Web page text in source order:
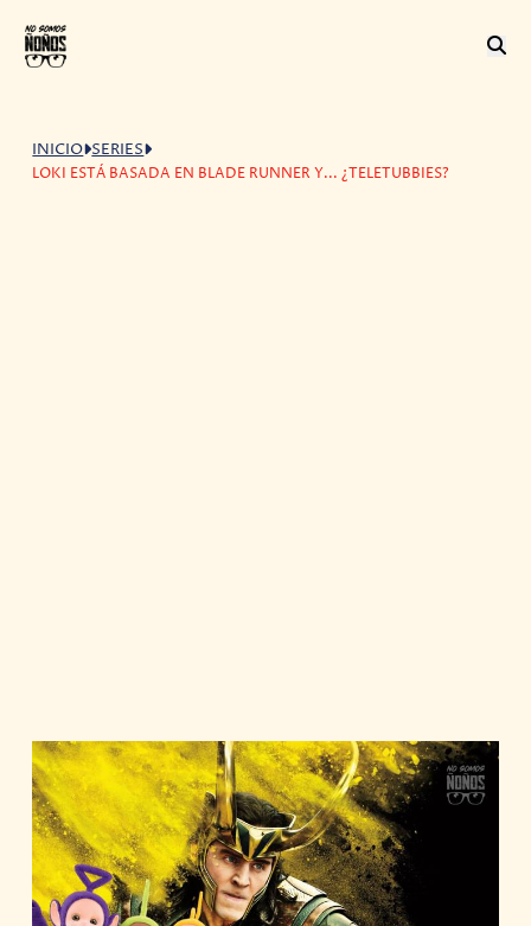
INICIO SERIES
LOKI ESTÁ BASADA EN BLADE RUNNER Y... ¿TELETUBBIES?